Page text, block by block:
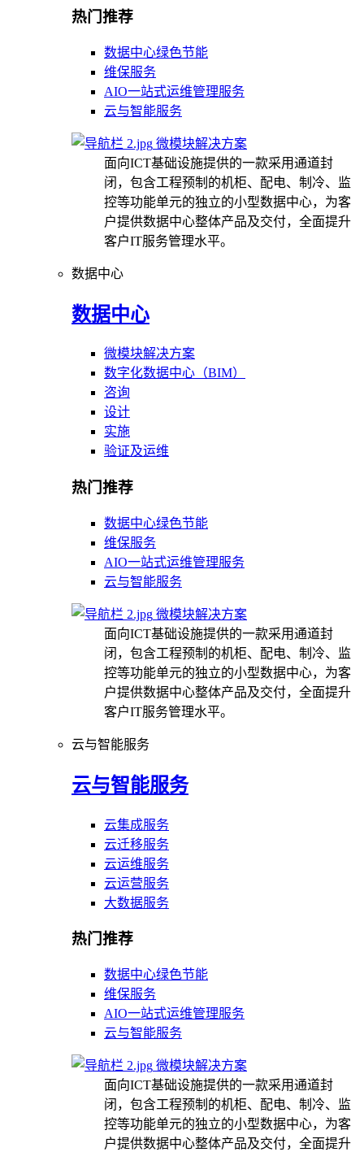
热门推荐
数据中心绿色节能
维保服务
AIO一站式运维管理服务
云与智能服务
微模块解决方案
面向ICT基础设施提供的一款采用通道封
闭，包含工程预制的机柜、配电、制冷、监
控等功能单元的独立的小型数据中心，为客
户提供数据中心整体产品及交付，全面提升
客户IT服务管理水平。
数据中心
数据中心
微模块解决方案
数字化数据中心（BIM）
咨询
设计
实施
验证及运维
热门推荐
数据中心绿色节能
维保服务
AIO一站式运维管理服务
云与智能服务
微模块解决方案
面向ICT基础设施提供的一款采用通道封
闭，包含工程预制的机柜、配电、制冷、监
控等功能单元的独立的小型数据中心，为客
户提供数据中心整体产品及交付，全面提升
客户IT服务管理水平。
云与智能服务
云与智能服务
云集成服务
云迁移服务
云运维服务
云运营服务
大数据服务
热门推荐
数据中心绿色节能
维保服务
AIO一站式运维管理服务
云与智能服务
微模块解决方案
面向ICT基础设施提供的一款采用通道封
闭，包含工程预制的机柜、配电、制冷、监
控等功能单元的独立的小型数据中心，为客
户提供数据中心整体产品及交付，全面提升